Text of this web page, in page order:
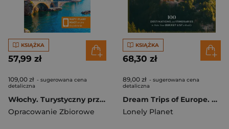
KSIĄŻKA
57,99 zł
109,00 zł - sugerowana cena
detaliczna
Włochy. Turystyczny przewodnik bez retuszu
Opracowanie Zbiorowe
KSIĄŻKA
68,30 zł
89,00 zł - sugerowana cena
detaliczna
Dream Trips of Europe. Lonely Planet
Lonely Planet